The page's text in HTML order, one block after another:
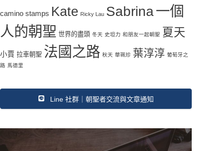
camino stamps Kate Ricky Lau Sabrina一個
人的朝聖 世界的盡頭 冬天 史坦力 和朋友一起朝聖 夏天
小賈 拉車朝聖 法國之路 秋天 華珮珍 葉淳淳 葡萄牙之
路 馬德里
Line 社群｜朝聖者交流與文章通知